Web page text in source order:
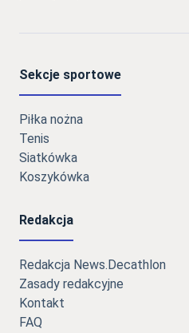
Sekcje sportowe
Piłka nożna
Tenis
Siatkówka
Koszykówka
Redakcja
Redakcja News.Decathlon
Zasady redakcyjne
Kontakt
FAQ